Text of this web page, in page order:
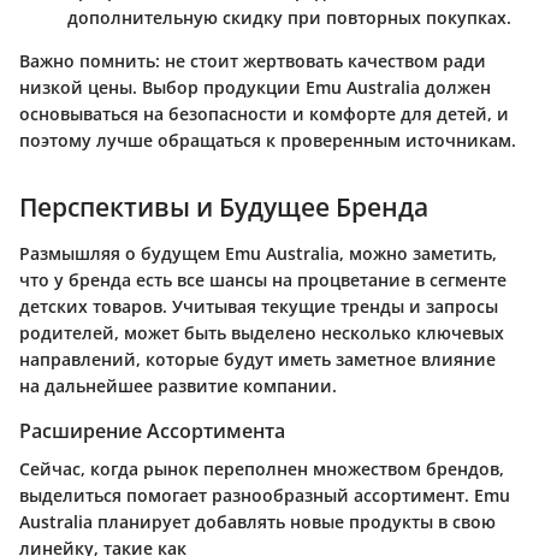
дополнительную скидку при повторных покупках.
Важно помнить: не стоит жертвовать качеством ради
низкой цены. Выбор продукции Emu Australia должен
основываться на безопасности и комфорте для детей, и
поэтому лучше обращаться к проверенным источникам.
Перспективы и Будущее Бренда
Размышляя о будущем Emu Australia, можно заметить,
что у бренда есть все шансы на процветание в сегменте
детских товаров. Учитывая текущие тренды и запросы
родителей, может быть выделено несколько ключевых
направлений, которые будут иметь заметное влияние
на дальнейшее развитие компании.
Расширение Ассортимента
Сейчас, когда рынок переполнен множеством брендов,
выделиться помогает разнообразный ассортимент. Emu
Australia планирует добавлять новые продукты в свою
линейку, такие как